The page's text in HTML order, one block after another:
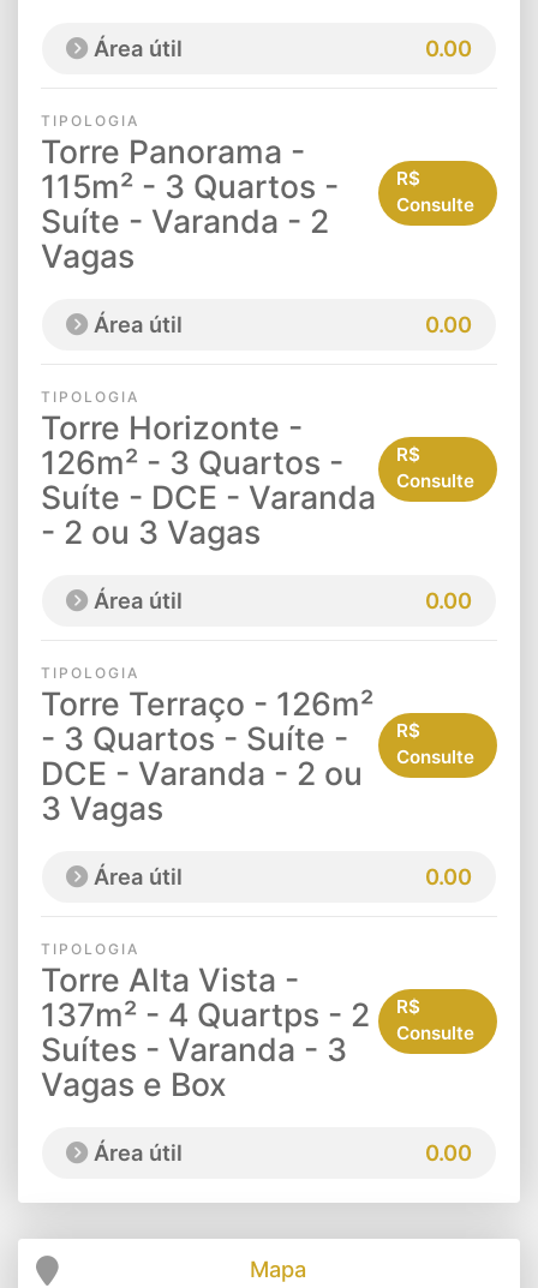
Área útil 0.00
TIPOLOGIA
Torre Panorama -
115m² - 3 Quartos -
Suíte - Varanda - 2
Vagas
R$
Consulte
Área útil 0.00
TIPOLOGIA
Torre Horizonte -
126m² - 3 Quartos -
Suíte - DCE - Varanda
- 2 ou 3 Vagas
R$
Consulte
Área útil 0.00
TIPOLOGIA
Torre Terraço - 126m²
- 3 Quartos - Suíte -
DCE - Varanda - 2 ou
3 Vagas
R$
Consulte
Área útil 0.00
TIPOLOGIA
Torre Alta Vista -
137m² - 4 Quartps - 2
Suítes - Varanda - 3
Vagas e Box
R$
Consulte
Área útil 0.00
Mapa